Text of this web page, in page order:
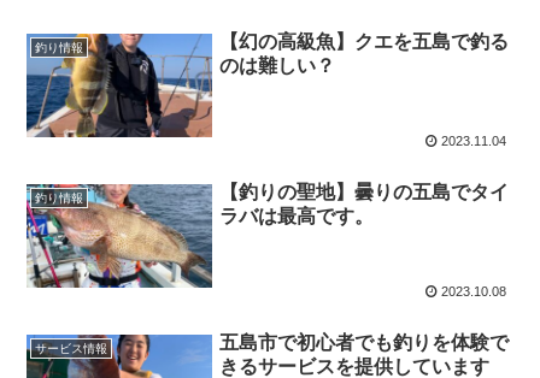
釣り情報
【幻の高級魚】クエを五島で釣る
のは難しい？
2023.11.04
釣り情報
【釣りの聖地】曇りの五島でタイ
ラバは最高です。
2023.10.08
サービス情報
五島市で初心者でも釣りを体験で
きるサービスを提供しています